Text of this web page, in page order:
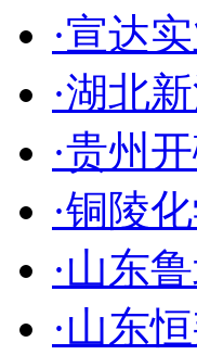
·宣达
·湖北
·贵州
·铜陵
·山东
·山东